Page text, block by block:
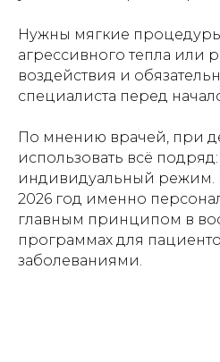
Нужны мягкие процедуры,
агрессивного тепла или
воздействия и
специалиста перед
По мнению врачей, при
использовать всё
индивидуальный режим.
2026 год именно
главным принципом в
программах для
заболеваниями.